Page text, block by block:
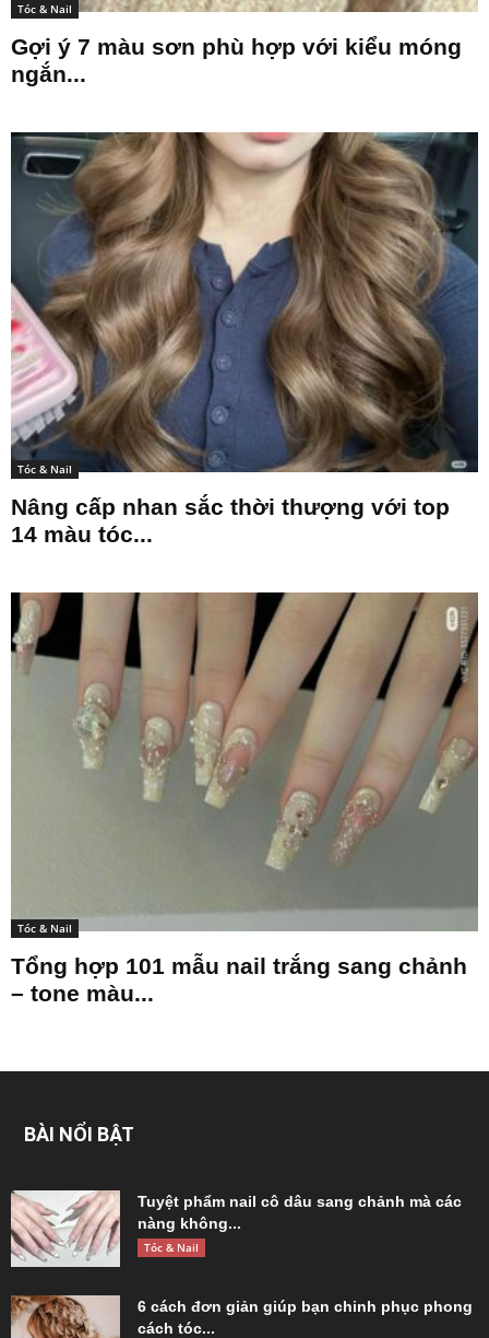
Tóc & Nail
Gợi ý 7 màu sơn phù hợp với kiểu móng
ngắn...
Tóc & Nail
Nâng cấp nhan sắc thời thượng với top
14 màu tóc...
Tóc & Nail
Tổng hợp 101 mẫu nail trắng sang chảnh
– tone màu...
BÀI NỔI BẬT
Tuyệt phẩm nail cô dâu sang chảnh mà các
nàng không...
Tóc & Nail
6 cách đơn giản giúp bạn chinh phục phong
cách tóc...